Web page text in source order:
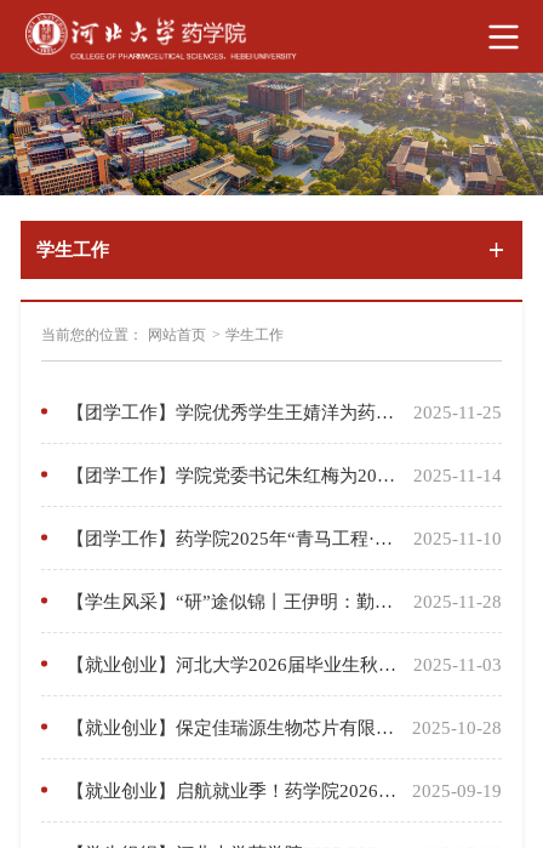
学生工作
当前您的位置： 网站首页 > 学生工作
2025-11-25
【团学工作】学院优秀学生王婧洋为药学院2025年“青马工程·济世班”作专题讲座
2025-11-14
【团学工作】学院党委书记朱红梅为2025年“青马工程·济世班”作专题讲座
2025-11-10
【团学工作】药学院2025年“青马工程·济世班”开班仪式顺利举行
2025-11-28
【学生风采】“研”途似锦丨王伊明：勤耕不倦，静候花开
2025-11-03
【就业创业】河北大学2026届毕业生秋季线下“职达未来，毕然有你”理工类专场双选会暨宏志助航专场招聘会顺利举办
2025-10-28
【就业创业】保定佳瑞源生物芯片有限公司招聘简章
2025-09-19
【就业创业】启航就业季！药学院2026届毕业生就业动员会顺利举行